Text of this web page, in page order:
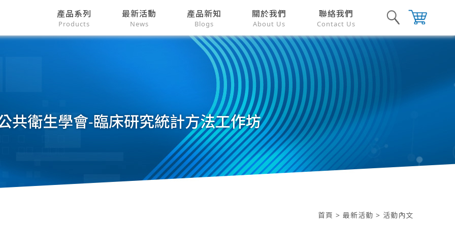
產品系列
Products
最新活動
News
產品新知
Blogs
關於我們
About Us
聯絡我們
Contact Us
共衛生學會-臨床研究統計方法工作坊
首頁 > 最新活動 > 活動內文